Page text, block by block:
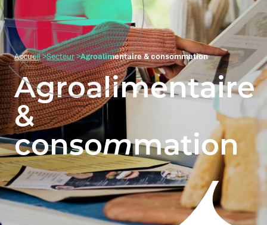
Accueil>Secteur>Agroalimentaire & consommation
Agroalimentaire
&
consommation